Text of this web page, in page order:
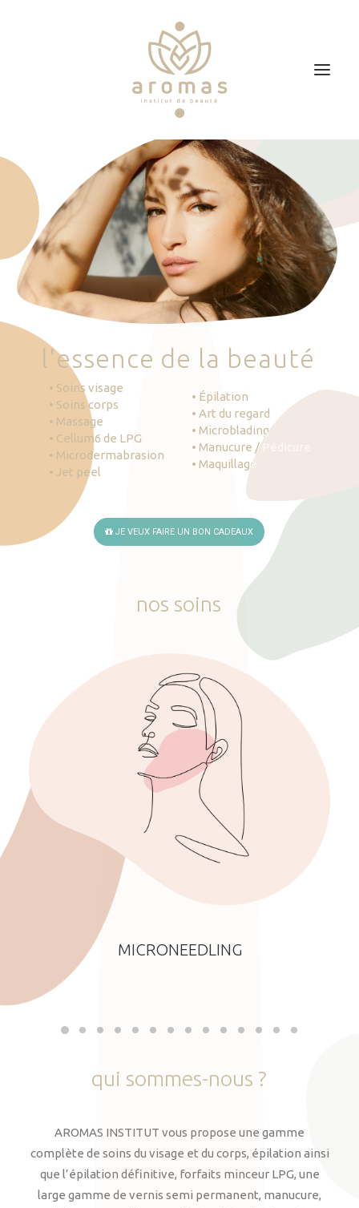
Soins
Je veux faire un bon cadeau
Plan d’accès
Prendre RDV
'essence de la beauté
• Soins visage
• Soins corps
• Massage
• Cellum6 de LPG
• Microdermabrasion
• Jet peel
• Épilation
• Art du regard
• Microblading
• Manucure / Pédicure
• Maquillage
JE VEUX FAIRE UN BON CADEAUX
nos soins
MICRONEEDLING
qui sommes-nous ?
AROMAS INSTITUT vous propose une gamme
complète de soins du visage et du corps, épilation ainsi
que l’épilation définitive, forfaits minceur LPG, une
large gamme de vernis semi permanent, manucure,